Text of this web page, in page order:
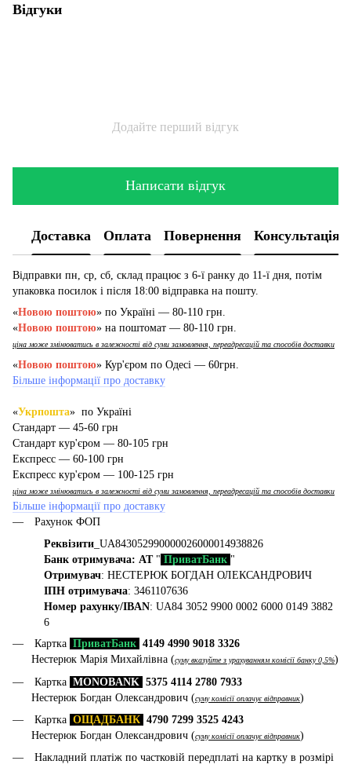
Відгуки
Додайте перший відгук
Написати відгук
Доставка Оплата Повернення Консультація
Відправки пн, ср, сб, склад працює з 6-ї ранку до 11-ї дня, потім
упаковка посилок і після 18:00 відправка на пошту.
«Новою поштою» по Україні — 80-110 грн.
«Новою поштою» на поштомат — 80-110 грн.
ціна може змінюватись в залежності від суми замовлення, переадресацій та способів доставки
«Новою поштою» Кур'єром по Одесі — 60грн.
Більше інформації про доставку
«Укрпошта» по Україні
Стандарт — 45-60 грн
Стандарт кур'єром — 80-105 грн
Експресс — 60-100 грн
Експресс кур'єром — 100-125 грн
ціна може змінюватись в залежності від суми замовлення, переадресацій та способів доставки
Більше інформації про доставку
Рахунок ФОП
Реквізити _UA843052990000026000014938826
Банк отримувача: АТ" ПриватБанк "
Отримувач: НЕСТЕРЮК БОГДАН ОЛЕКСАНДРОВИЧ
ІПН отримувача: 3461107636
Номер рахунку/IBAN: UA84 3052 9900 0002 6000 0149 3882
6
Картка ПриватБанк 4149 4990 9018 3326
Нестерюк Марія Михайлівна (суму вказуйте з урахуванням комісії банку 0,5%)
Картка MONOBANK 5375 4114 2780 7933
Нестерюк Богдан Олександрович (суму комісії оплачує відправник)
Картка ОЩАДБАНК 4790 7299 3525 4243
Нестерюк Богдан Олександрович (суму комісії оплачує відправник)
Накладний платіж по частковій передплаті на картку в розмірі